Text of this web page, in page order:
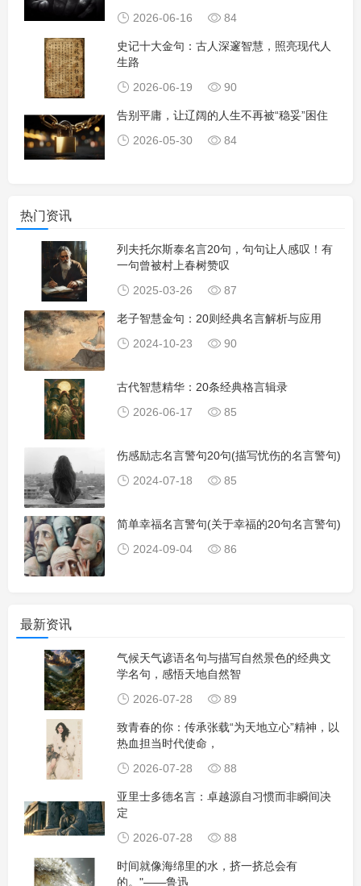
2026-06-16
84
史记十大金句：古人深邃智慧，照亮现代人
生路
2026-06-19
90
告别平庸，让辽阔的人生不再被“稳妥”困住
2026-05-30
84
热门资讯
列夫托尔斯泰名言20句，句句让人感叹！有
一句曾被村上春树赞叹
2025-03-26
87
老子智慧金句：20则经典名言解析与应用
2024-10-23
90
古代智慧精华：20条经典格言辑录
2026-06-17
85
伤感励志名言警句20句(描写忧伤的名言警句)
2024-07-18
85
简单幸福名言警句(关于幸福的20句名言警句)
2024-09-04
86
最新资讯
气候天气谚语名句与描写自然景色的经典文
学名句，感悟天地自然智
2026-07-28
89
致青春的你：传承张载“为天地立心”精神，以
热血担当时代使命，
2026-07-28
88
亚里士多德名言：卓越源自习惯而非瞬间决
定
2026-07-28
88
时间就像海绵里的水，挤一挤总会有
的。"——鲁迅